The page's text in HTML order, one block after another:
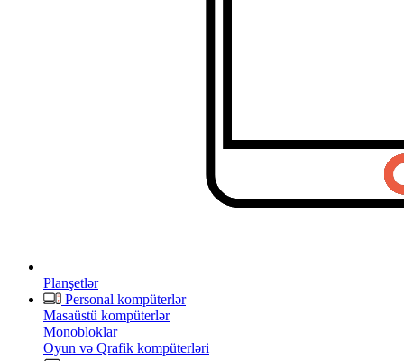
Planşetlər
Personal kompüterlər
Masaüstü kompüterlər
Monobloklar
Oyun və Qrafik kompüterləri